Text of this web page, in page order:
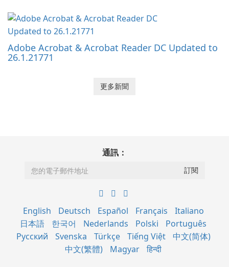
Adobe Acrobat & Acrobat Reader DC Updated to
26.1.21771
更多新聞
通訊：
English Deutsch Español Français
Italiano
日本語
한국어 Nederlands Polski
Português
Русский
Svenska Türkçe Tiếng Việt
中文(简体)
中文(繁體)
Magyar हिन्दी